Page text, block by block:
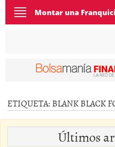
Toggle
navigation
Montar una
ETIQUETA: BLANK BLACK
Últimos